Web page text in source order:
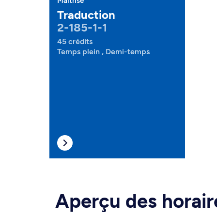
Traduction
2-185-1-1
45 crédits
Temps plein , Demi-temps
Aperçu des